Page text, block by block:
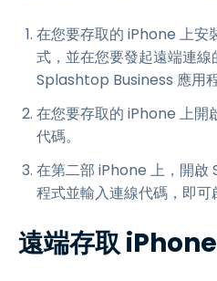
在您要存取的 iPhone 上安
式，並在您要發起遠端連
Splashtop Business 應用程
在您要存取的 iPhone 上開
代碼。
在第二部 iPhone 上，開
程式並輸入連線代碼，即可
遠端存取